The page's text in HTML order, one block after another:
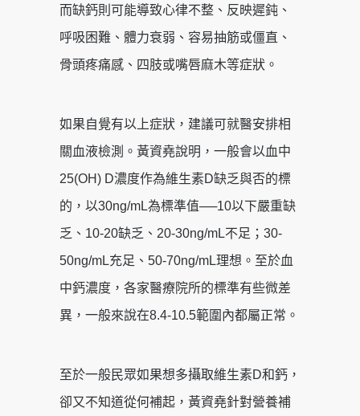
而缺鈣則可能導致心律不整、反映遲鈍、
呼吸困難、體力衰弱、容易抽筋或僵直、
骨頭疼痛感、四肢或嘴唇麻木等症狀。
如果自覺有以上症狀，建議可就醫安排相
關血液檢測。黃資堯說明，一般會以血中
25(OH) D濃度作為維生素D缺乏與否的標
的，以30ng/mL為標準值──10以下嚴重缺
乏、10-20缺乏、20-30ng/mL不足；30-
50ng/mL充足、50-70ng/mL理想。至於血
中鈣濃度，各家醫療院所的標準有些微差
異，一般來說在8.4-10.5範圍內都屬正常。
至於一般民眾如果想多攝取維生素D和鈣，
卻又不知道從何補起，黃資堯針對營養補